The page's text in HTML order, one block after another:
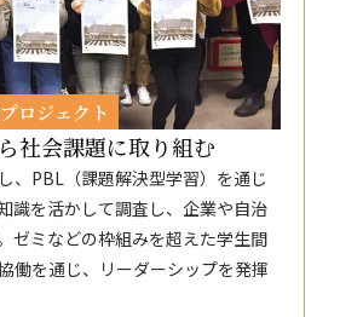
ロジェクト
社会課題に取り組む
、PBL（課題解決型学習）を通じ
識を活かして調査し、企業や自治
ゼミなどの枠組みを超えた学生間
働を通じ、リーダーシップを発揮